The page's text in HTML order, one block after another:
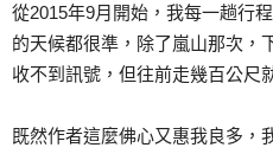
從2015年9月開始，我每一趟行
的天候都很準，除了嵐山那次，
收不到訊號，但往前走幾百公尺
既然作者這麼佛心又惠我良多，